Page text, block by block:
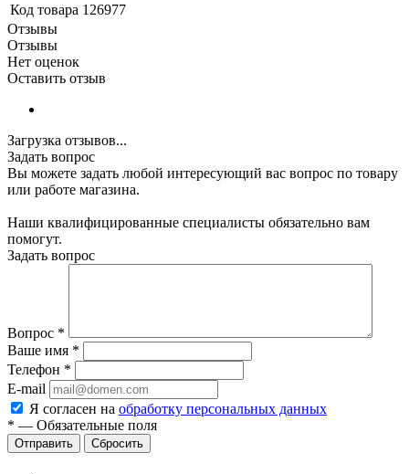
Код товара 126977
Отзывы
Отзывы
Нет оценок
Оставить отзыв
Загрузка отзывов...
Задать вопрос
Вы можете задать любой интересующий вас вопрос по товару
или работе магазина.
Наши квалифицированные специалисты обязательно вам
помогут.
Задать вопрос
Вопрос *
Ваше имя *
Телефон *
E-mail
Я согласен на обработку персональных данных
* — Обязательные поля
Сбросить